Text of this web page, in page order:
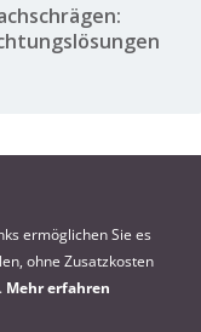
ermöglichen Sie es
ohne Zusatzkosten
Mehr erfahren